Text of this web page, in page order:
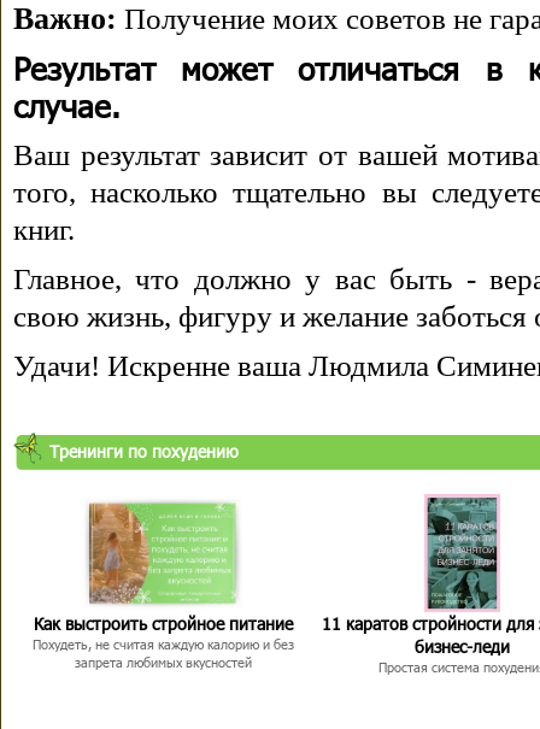
Важно: Получение моих советов не
Результат может отличаться в
случае.
Ваш результат зависит от вашей
того, насколько тщательно вы
книг.
Главное, что должно у вас быть -
свою жизнь, фигуру и желание заботься
Удачи! Искренне ваша Людмила
Тренинги по похудению
Как выстроить стройное питание
Похудеть, не считая каждую калорию и без
запрета любимых вкусностей
11 каратов стройности для
бизнес-леди
Простая система